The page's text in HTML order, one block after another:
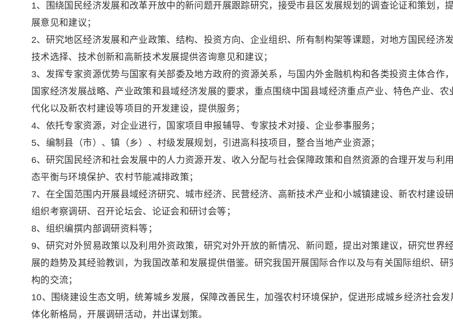
1、围绕国民经济发展和改革开放中的新问题开展跟踪研究，接受市县区发展规划的调查论证和策划，
展意见和建议；
2、研究地区经济发展和产业政策、结构、投资方向、企业组织、所有制构架等课题，对地方国民经济
技术选择、技术创新和高新技术发展提供咨询意见和建议；
3、发挥专家资源优势与国家有关部委及地方政府的资源关系，与国内外金融机构和各类投资主体合作
国家经济发展战略、产业政策和县域经济发展的要求，重点围绕中国县域经济重点产业、特色产业、农
代化以及新农村建设等项目的开发建设，提供服务；
4、依托专家资源，对企业进行，国家项目申报辅导、专家技术对接、企业参事服务；
5、编制县（市）、镇（乡）、村级发展规划，引进高科技项目，整合当地产业资源；
6、研究国民经济和社会发展中的人力资源开发、收入分配与社会保障政策和自然资源的合理开发与利
态平衡与环境保护、农村节能减排政策；
7、在全国范围内开展县域经济研究、城市经济、民营经济、高新技术产业和小城镇建设、新农村建设研
组织考察调研、召开论坛会、论证会和研讨会等；
8、组织编撰内部调研资料等；
9、研究对外贸易政策以及利用外资政策，研究对外开放的新情况、新问题，提出对策建议，研究世界
展的趋势及其经验教训，为我国改革和发展提供借鉴。研究我国开展国际合作以及与有关国际组织、研
构的交流；
10、围绕建设生态文明，统筹城乡发展，保障改善民生，加强农村环境保护，促进形成城乡经济社会发
体化新格局，开展调研活动，并出谋划策。